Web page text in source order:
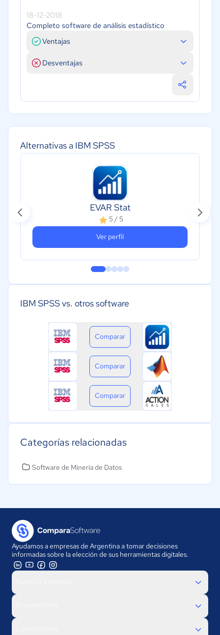
Alternativas a IBM SPSS
EVAR Stat
5 / 5
Ver perfil
IBM SPSS vs. otros software
Comparar
Comparar
Comparar
Categorías relacionadas
Software de Minería de Datos
18-12-2018
Completo software de análisis estadístico
Ventajas
Desventajas
Ayudamos a empresas de Argentina a tomar decisiones
informadas sobre la elección de sus herramientas digitales.